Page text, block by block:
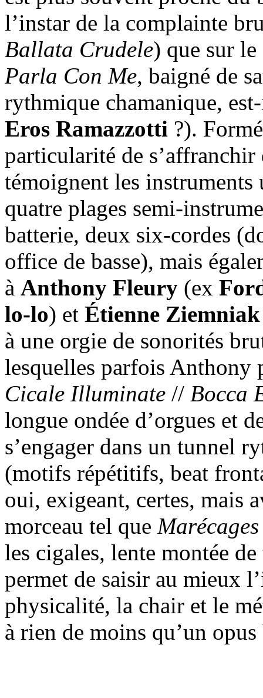
l’instar de la complainte
Ballata Crudele) que sur
Parla Con Me, baigné de
rythmique chamanique,
Eros Ramazzotti ?).
particularité de
témoignent les
quatre plages semi-
batterie, deux six-cordes
office de basse), mais
à Anthony Fleury (ex
lo-lo) et Étienne Ziemniak
à une orgie de sonorités
lesquelles parfois Anthony
Cicale Illuminate // Bocca
longue ondée d’orgues et
s’engager dans un tunnel
(motifs répétitifs, beat
oui, exigeant, certes, mais
morceau tel que
les cigales, lente montée
permet de saisir au mieux
physicalité, la chair et le
à rien de moins qu’un